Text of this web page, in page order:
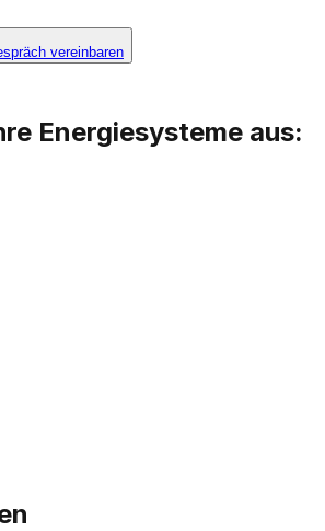
vereinbaren
Energiesysteme aus: